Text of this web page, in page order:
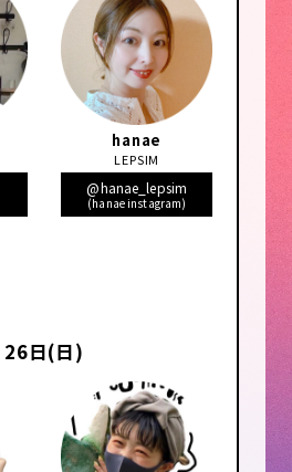
hanae
LEPSIM
@hanae_lepsim
(hanae instagram)
26日(日)